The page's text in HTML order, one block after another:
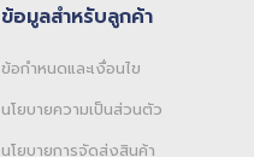
ข้อมูลสำหรับลูกค้า
ข้อกำหนดและเงื่อนไข
นโยบายความเป็นส่วนตัว
นโยบายการจัดส่งสินค้า